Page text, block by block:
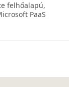
felhőalapú,
PaaS